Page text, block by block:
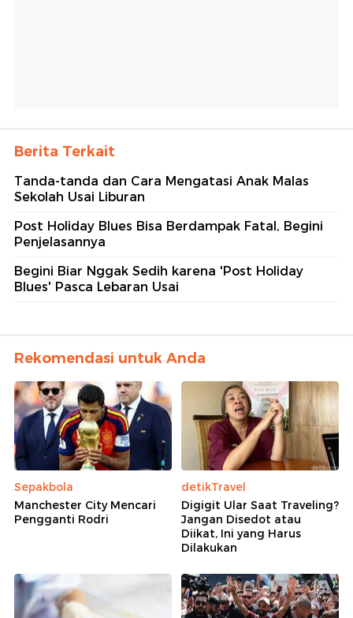
Berita Terkait
Tanda-tanda dan Cara Mengatasi Anak Malas
Sekolah Usai Liburan
Post Holiday Blues Bisa Berdampak Fatal, Begini
Penjelasannya
Begini Biar Nggak Sedih karena 'Post Holiday
Blues' Pasca Lebaran Usai
Rekomendasi untuk Anda
Sepakbola
Manchester City Mencari
Pengganti Rodri
detikTravel
Digigit Ular Saat Traveling?
Jangan Disedot atau
Diikat, Ini yang Harus
Dilakukan